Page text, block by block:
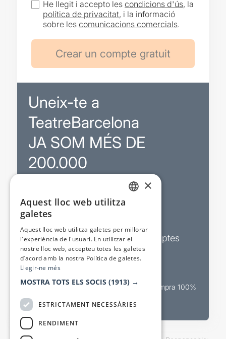
He llegit i accepto lescondicions d'ús, la
política de privacitat, i la informació
sobre lescomunicacions comercials.
Uneix-te a
TeatreBarcelona
JA SOM MÉS DE
200.000
Sortejos exclusius
Butlletins d’actualitat i descomptes
Valora espectacles
Canal oficial de venda teatral Compra 100%
×
Aquest lloc web utilitza
galetes
Aquest lloc web utilitza galetes per millorar
l'experiència de l'usuari. En utilitzar el
nostre lloc web, accepteu totes les galetes
d’acord amb la nostra Política de galetes.
Llegir-ne més
MOSTRA TOTS ELS SOCIS (1913) →
ESTRICTAMENT NECESSÀRIES
RENDIMENT